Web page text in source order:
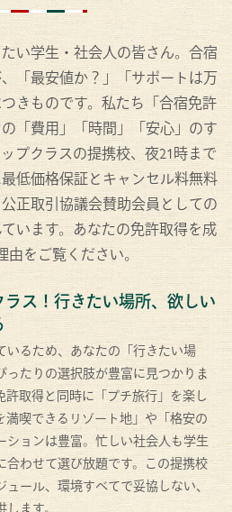
い学生・社会人の皆さん。合宿
「最安値か？」「サポートは万
きものです。私たち「合宿免許
「費用」「時間」「安心」のす
プクラスの提携校、夜21時まで
低価格保証とキャンセル料無料
正取引協議会賛助会員としての
います。あなたの免許取得を成
をご覧ください。
ス！行きたい場所、欲しい
いるため、あなたの「行きたい場
たりの選択肢が豊富に見つかりま
取得と同時に「プチ旅行」を楽し
満喫できるリゾート地」や「格安の
ションは豊富。忙しい社会人も学生
合わせて選び放題です。この提携校
ュール、環境すべてで妥協しない、
ます。